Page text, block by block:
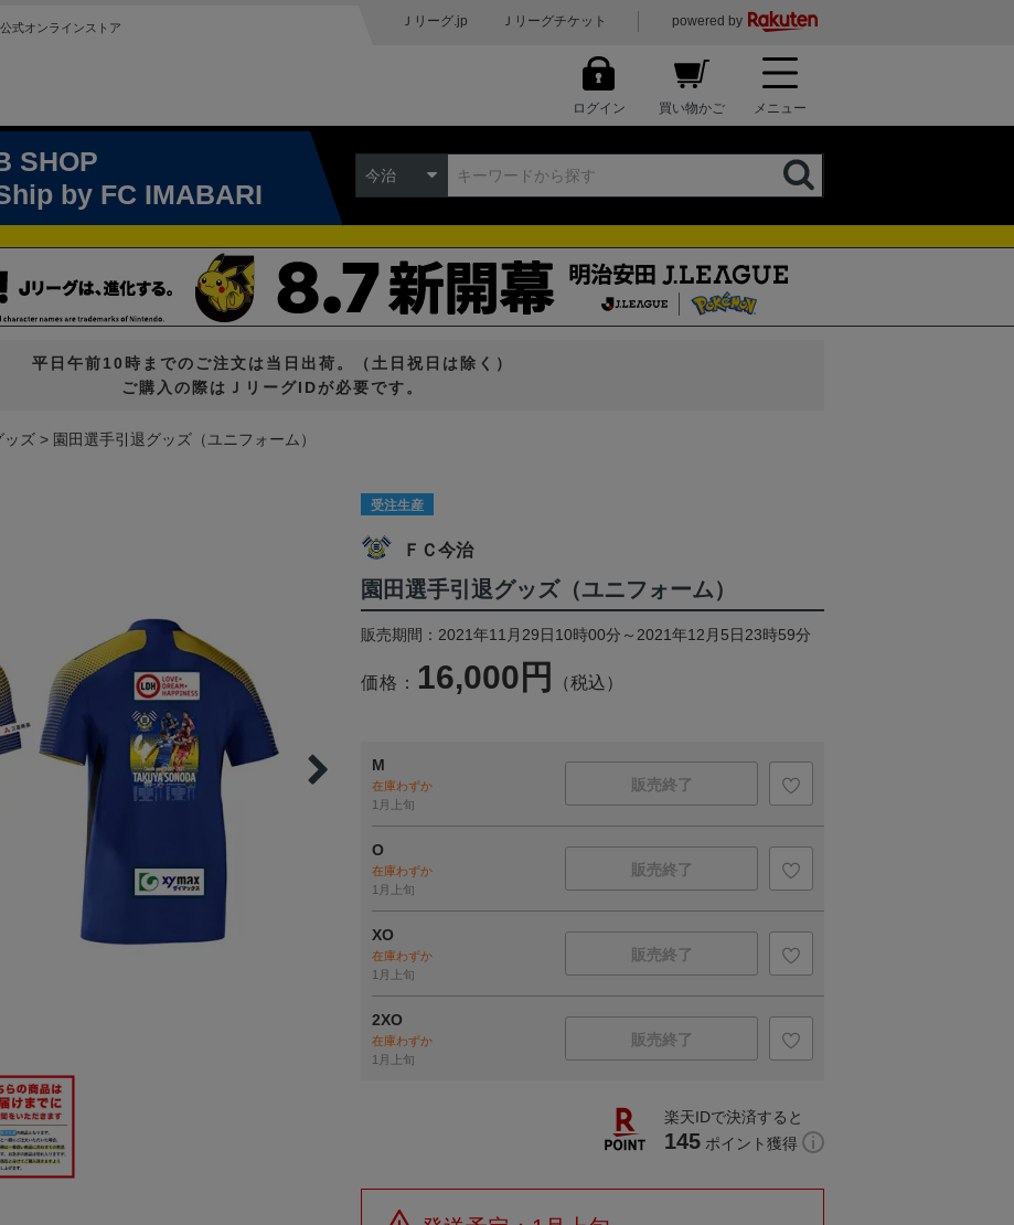
式オンラインストア Ｊリーグ.jp Ｊリーグチケット powered by
ログイン 買い物かご メニュー
SHOP
by FC IMABARI
今治
平日午前10時までのご注文は当日出荷。（土日祝日は除く）
ご購入の際はＪリーグIDが必要です。
ッズ 園田選手引退グッズ（ユニフォーム）
受注生産
ＦＣ今治
園田選手引退グッズ（ユニフォーム）
販売期間：2021年11月29日10時00分～2021年12月5日23時59分
価格： 16,000円 （税込）
M
在庫わずか
1月上旬
販売終了
O
在庫わずか
1月上旬
販売終了
XO
在庫わずか
1月上旬
販売終了
2XO
在庫わずか
1月上旬
販売終了
楽天IDで決済すると
145 ポイント獲得